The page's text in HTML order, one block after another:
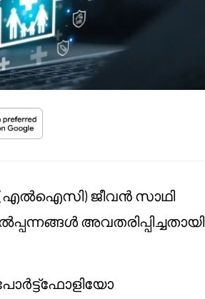
ജീവൻ സാഥി
അവതരിപ്പിച്ചതായി